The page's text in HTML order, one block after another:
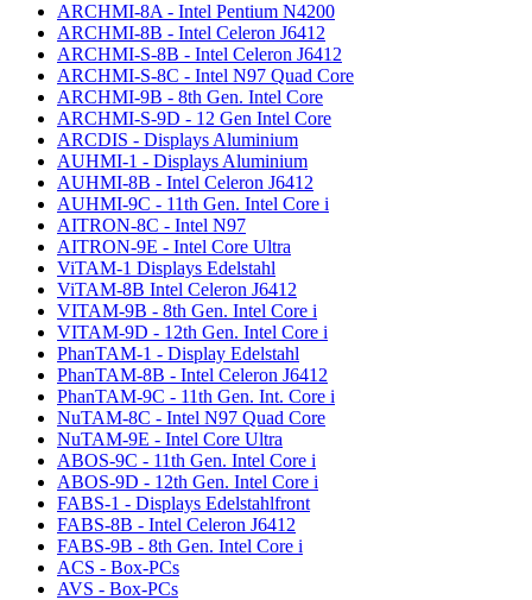
ARCHMI-8A - Intel Pentium N4200
ARCHMI-8B - Intel Celeron J6412
ARCHMI-S-8B - Intel Celeron J6412
ARCHMI-S-8C - Intel N97 Quad Core
ARCHMI-9B - 8th Gen. Intel Core
ARCHMI-S-9D - 12 Gen Intel Core
ARCDIS - Displays Aluminium
AUHMI-1 - Displays Aluminium
AUHMI-8B - Intel Celeron J6412
AUHMI-9C - 11th Gen. Intel Core i
AITRON-8C - Intel N97
AITRON-9E - Intel Core Ultra
ViTAM-1 Displays Edelstahl
ViTAM-8B Intel Celeron J6412
VITAM-9B - 8th Gen. Intel Core i
VITAM-9D - 12th Gen. Intel Core i
PhanTAM-1 - Display Edelstahl
PhanTAM-8B - Intel Celeron J6412
PhanTAM-9C - 11th Gen. Int. Core i
NuTAM-8C - Intel N97 Quad Core
NuTAM-9E - Intel Core Ultra
ABOS-9C - 11th Gen. Intel Core i
ABOS-9D - 12th Gen. Intel Core i
FABS-1 - Displays Edelstahlfront
FABS-8B - Intel Celeron J6412
FABS-9B - 8th Gen. Intel Core i
ACS - Box-PCs
AVS - Box-PCs